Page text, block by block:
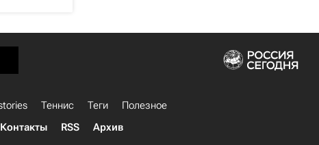
Теннис Теги
Полезное
Контакты RSS Архив